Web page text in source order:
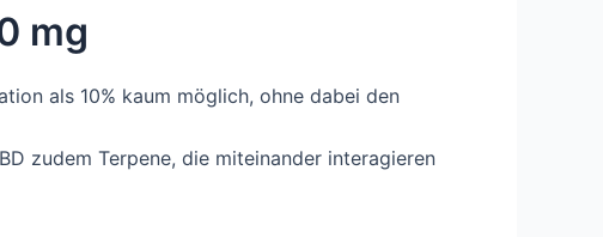
mg
als 10% kaum möglich, ohne dabei den
zudem Terpene, die miteinander interagieren